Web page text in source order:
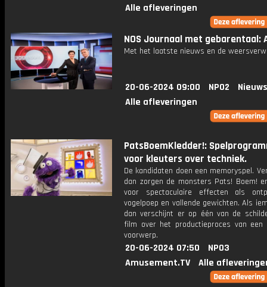
Alle afleveringen
NOS Journaal met gebarentaal:
Met het laatste nieuws en de
20-06-2024 09:00 NPO2
Alle afleveringen
PatsBoemKledder!:
voor kleuters over techniek.
De kandidaten doen een memoryspel.
dan zorgen de monsters Pats! Boem!
voor spectaculaire effecten als
vogelpoep en vallende gewichten. Als
dan verschijnt er op één van de
film over het productieproces van een
voorwerp.
20-06-2024 07:50
NPO3
Amusement.TV
Alle